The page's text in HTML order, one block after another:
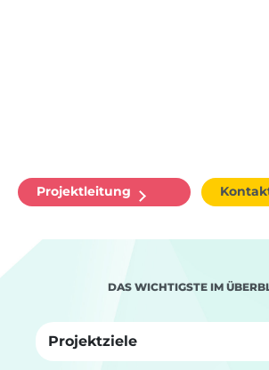
Projektleitung
DAS WICHTIGSTE IM
Projektziele